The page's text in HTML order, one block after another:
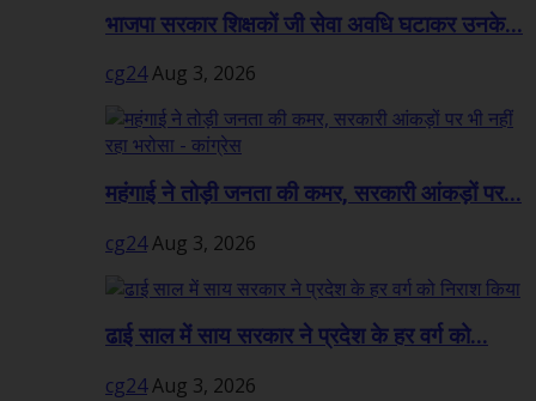
भाजपा सरकार शिक्षकों जी सेवा अवधि घटाकर उनके...
cg24Aug 3, 2026
महंगाई ने तोड़ी जनता की कमर, सरकारी आंकड़ों पर...
cg24Aug 3, 2026
ढाई साल में साय सरकार ने प्रदेश के हर वर्ग को...
cg24Aug 3, 2026